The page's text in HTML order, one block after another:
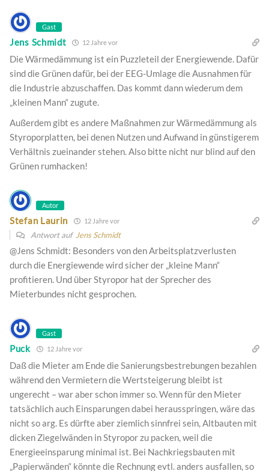
Gast
Jens Schmidt 12 Jahre vor
Die Wärmedämmung ist ein Puzzleteil der Energiewende. Dafür
sind die Grünen dafür, bei der EEG-Umlage die Ausnahmen für
die Industrie abzuschaffen. Das kommt dann wiederum dem
„kleinen Mann“ zugute.
Außerdem gibt es andere Maßnahmen zur Wärmedämmung als
Styroporplatten, bei denen Nutzen und Aufwand in günstigerem
Verhältnis zueinander stehen. Also bitte nicht nur blind auf den
Grünen rumhacken!
Autor
Stefan Laurin 12 Jahre vor
Antwort auf Jens Schmidt
@Jens Schmidt: Besonders von den Arbeitsplatzverlusten
durch die Energiewende wird sicher der „kleine Mann“
profitieren. Und über Styropor hat der Sprecher des
Mieterbundes nicht gesprochen.
Gast
Puck 12 Jahre vor
Daß die Mieter am Ende die Sanierungsbestrebungen bezahlen
während den Vermietern die Wertsteigerung bleibt ist
ungerecht – war aber schon immer so. Wenn für den Mieter
tatsächlich auch Einsparungen dabei herausspringen, wäre das
nicht so arg. Es dürfte aber ziemlich sinnfrei sein, Altbauten mit
dicken Ziegelwänden in Styropor zu packen, weil die
Energieeinsparung minimal ist. Bei Nachkriegsbauten mit
„Papierwänden“ könnte die Rechnung evtl. anders ausfallen, so